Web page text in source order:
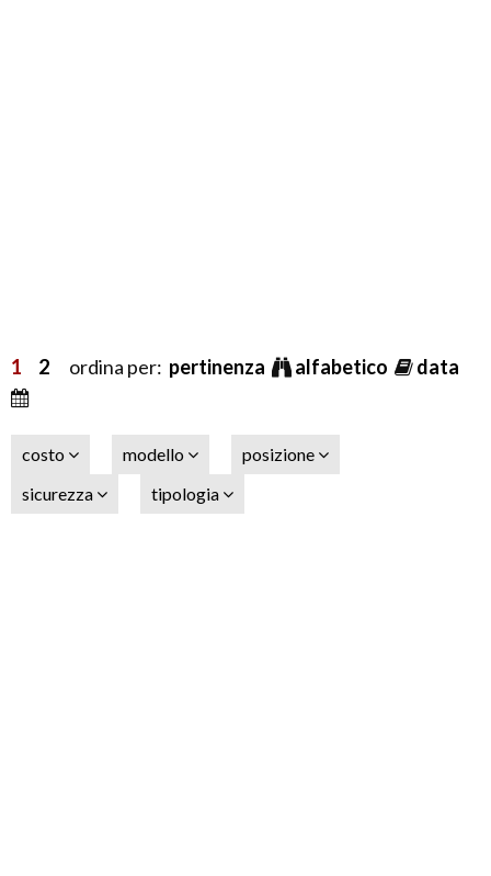
1 2 ordina per: pertinenza alfabetico data
costo modello
posizione
sicurezza
tipologia